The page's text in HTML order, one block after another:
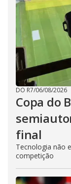
DO R7/06/08/2026
Copa do
final
Tecnologia não
competição